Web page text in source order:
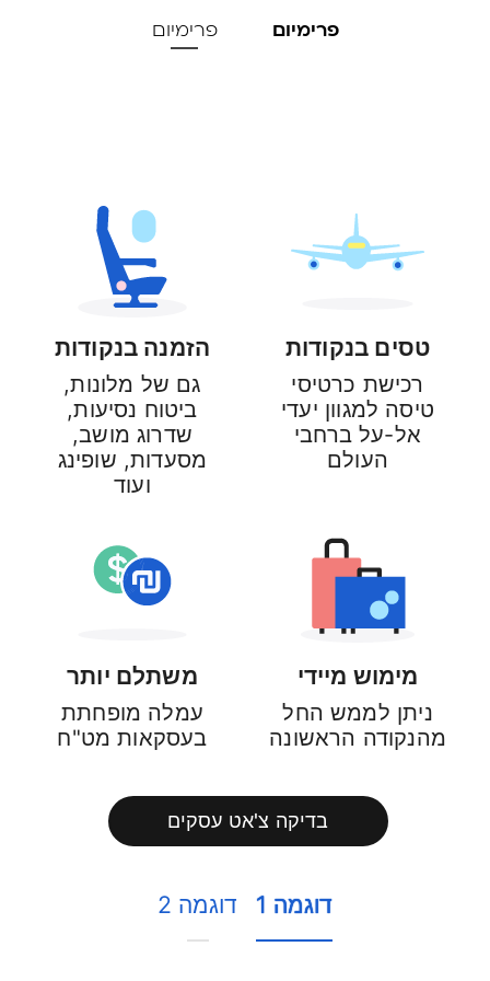
טסים בנקודות
רכישת כרטיסי
טיסה למגוון יעדי
אל-על ברחבי
העולם
הזמנה בנקודות
גם של מלונות,
ביטוח נסיעות,
שדרוג מושב,
מסעדות, שופינג
ועוד
מימוש מיידי
ניתן לממש החל
מהנקודה הראשונה
משתלם יותר
עמלה מופחתת
בעסקאות מט"ח
בדיקה צ'אט עסקים
דוגמה 1 דוגמה 2